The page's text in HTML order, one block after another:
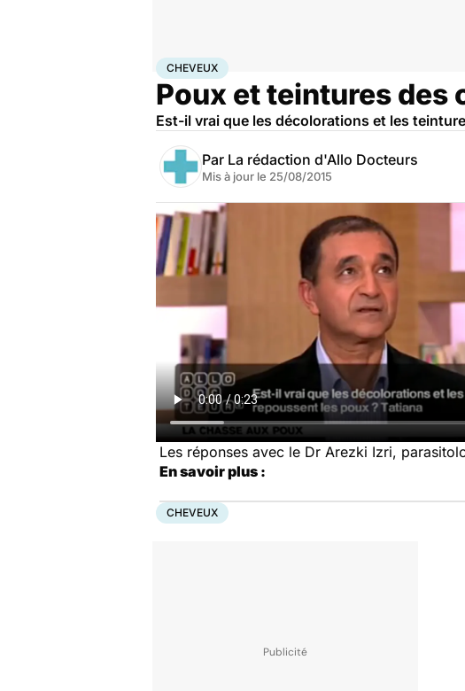
AccueilSanté Cheveux
CHEVEUX
Poux et teintures des
Est-il vrai que les décolorations et les
Par La rédaction d'Allo Docteurs
Mis à jour le 25/08/2015
Les réponses avec le Dr Arezki Izri,
En savoir plus :
CHEVEUX